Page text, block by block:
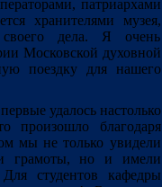
патриархами
хранителями музея,
дела. Я очень
Московской духовной
поездку для нашего
удалось настолько
произошло благодаря
мы не только увидели
и грамоты, но и имели
студентов кафедры